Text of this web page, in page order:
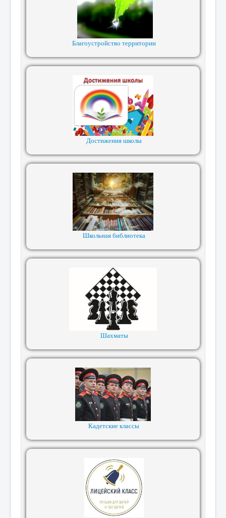
Благоустройство территории
Достижения школы
Школьная библиотека
Шахматы
Кадетские классы